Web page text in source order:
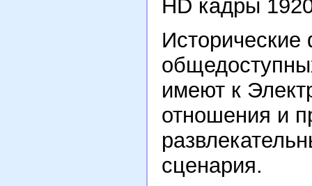
HD кадры
Исторические
имеют к
отношения и
сценария.